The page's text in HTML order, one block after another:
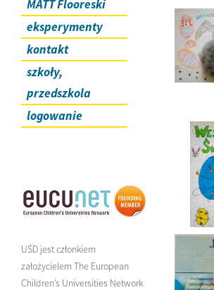
MATT Flooreski
eksperymenty
kontakt
szkoły,
przedszkola
logowanie
UŚD jest członkiem
założycielem The European
Children’s Universities Network